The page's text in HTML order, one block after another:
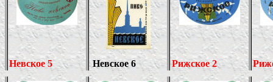
Невское 5 Невское 6 Рижское 2